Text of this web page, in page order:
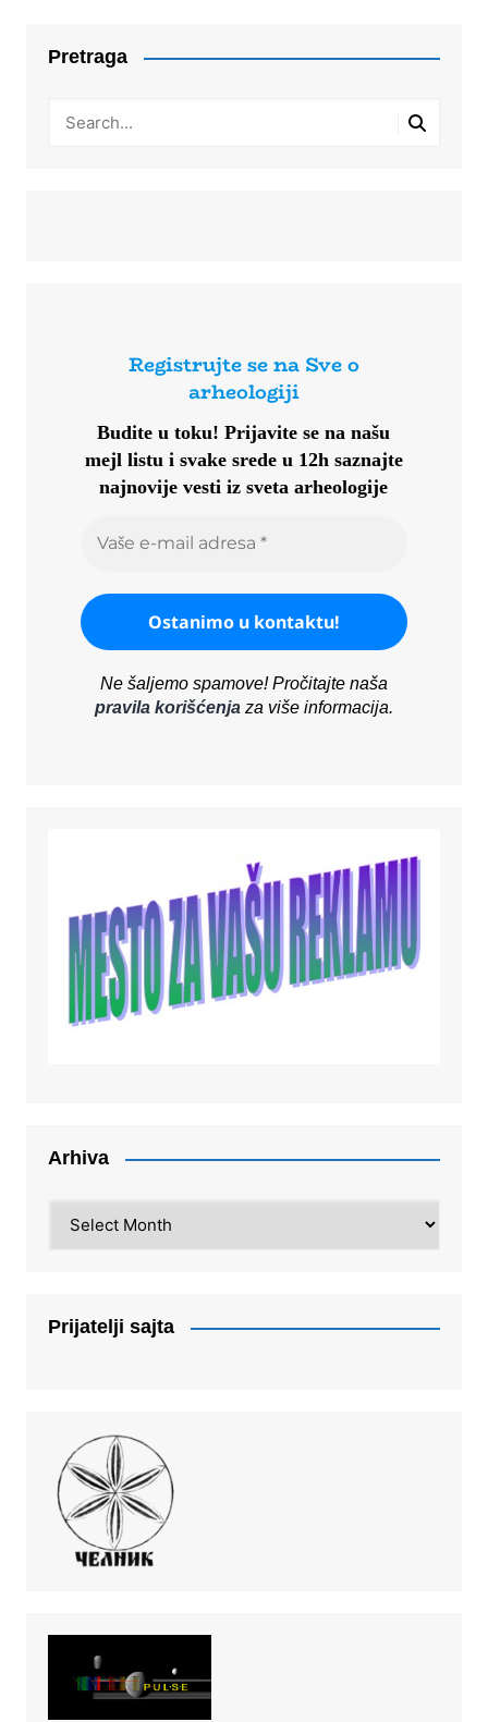
Pretraga
Registrujte se na Sve o
arheologiji
Budite u toku!Prijavite se na našu
mejl listu i svake srede u 12h saznajte
najnovije vesti iz sveta arheologije
Ne šaljemo spamove! Pročitajte naša
pravila korišćenjaza više informacija.
Arhiva
Prijatelji sajta